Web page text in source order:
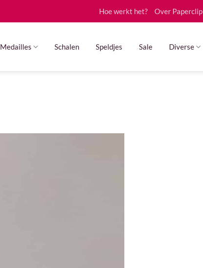
Hoe werkt het? Over Paperclip
Medailles Schalen Speldjes Sale Diverse